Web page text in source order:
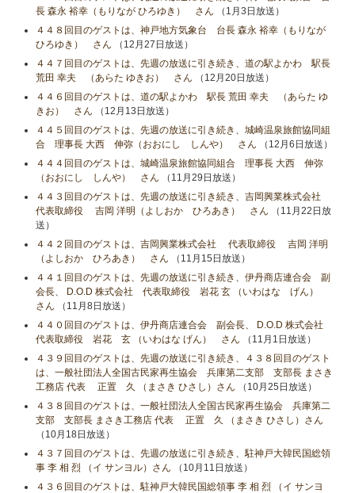
長 森永 裕幸（もりなが ひろゆき） さん （1月3日放送）
４４８回目のゲストは、神戸地方気象台 台長 森永 裕幸（もりなが
ひろゆき） さん （12月27日放送）
４４７回目のゲストは、先週の放送に引き続き、道の駅よかわ 駅長
荒田 幸夫 （あらた ゆきお） さん （12月20日放送）
４４６回目のゲストは、道の駅よかわ 駅長 荒田 幸夫 （あらた ゆ
きお） さん （12月13日放送）
４４５回目のゲストは、先週の放送に引き続き、城崎温泉旅館協同組
合 理事長 大西 伸弥（おおにし しんや） さん （12月6日放送）
４４４回目のゲストは、城崎温泉旅館協同組合 理事長 大西 伸弥
（おおにし しんや） さん （11月29日放送）
４４３回目のゲストは、先週の放送に引き続き、吉岡興業株式会社
代表取締役 吉岡 洋明（よしおか ひろあき） さん （11月22日放
送）
４４２回目のゲストは、吉岡興業株式会社 代表取締役 吉岡 洋明
（よしおか ひろあき） さん （11月15日放送）
４４１回目のゲストは、先週の放送に引き続き、伊丹商店連合会 副
会長、 D.O.D 株式会社 代表取締役 岩花 玄 （いわはな げん）
さん （11月8日放送）
４４０回目のゲストは、伊丹商店連合会 副会長、 D.O.D 株式会社
代表取締役 岩花 玄 （いわはな げん） さん （11月1日放送）
４３９回目のゲストは、先週の放送に引き続き、４３８回目のゲスト
は、一般社団法人全国古民家再生協会 兵庫第二支部 支部長 まさき
工務店 代表 正置 久 （まさき ひさし）さん （10月25日放送）
４３８回目のゲストは、一般社団法人全国古民家再生協会 兵庫第二
支部 支部長 まさき工務店 代表 正置 久 （まさき ひさし）さん
（10月18日放送）
４３７回目のゲストは、先週の放送に引き続き、駐神戸大韓民国総領
事 李 相 烈 （イ サンヨル）さん （10月11日放送）
４３６回目のゲストは、駐神戸大韓民国総領事 李 相 烈 （イ サンヨ